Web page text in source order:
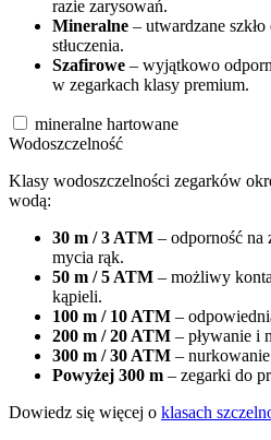
razie zarysowań.
Mineralne – utwardzane
stłuczenia.
Szafirowe – wyjątkowo
w zegarkach klasy premium.
mineralne hartowane
Wodoszczelność
Klasy wodoszczelności zegarków
wodą:
30 m / 3 ATM – odporność na
mycia rąk.
50 m / 5 ATM – możliwy
kąpieli.
100 m / 10 ATM –
200 m / 20 ATM – pływanie i
300 m / 30 ATM –
Powyżej 300 m – zegarki do
Dowiedz się więcej o klasach